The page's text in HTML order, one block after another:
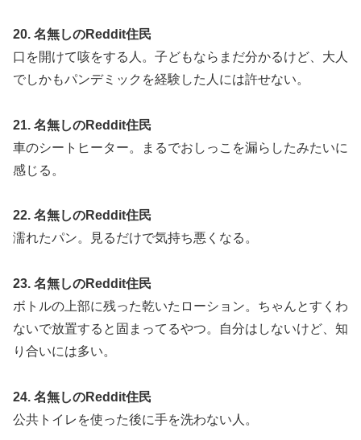
20. 名無しのReddit住民
口を開けて咳をする人。子どもならまだ分かるけど、大人
でしかもパンデミックを経験した人には許せない。
21. 名無しのReddit住民
車のシートヒーター。まるでおしっこを漏らしたみたいに
感じる。
22. 名無しのReddit住民
濡れたパン。見るだけで気持ち悪くなる。
23. 名無しのReddit住民
ボトルの上部に残った乾いたローション。ちゃんとすくわ
ないで放置すると固まってるやつ。自分はしないけど、知
り合いには多い。
24. 名無しのReddit住民
公共トイレを使った後に手を洗わない人。